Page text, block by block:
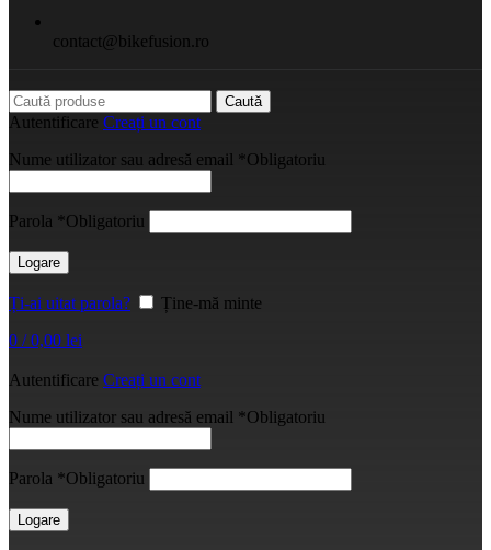
contact@bikefusion.ro
Caută
Autentificare Creați un cont
Nume utilizator sau adresă email *Obligatoriu
Parola *Obligatoriu
Logare
Ți-ai uitat parola?
Ține-mă minte
0 / 0,00 lei
Autentificare Creați un cont
Nume utilizator sau adresă email *Obligatoriu
Parola *Obligatoriu
Logare